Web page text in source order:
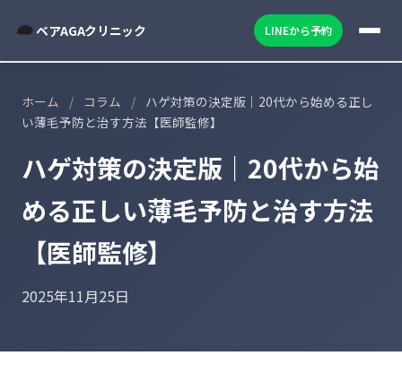
ベアAGAクリニック LINEから予約
ホーム / コラム / ハゲ対策の決定版｜20代から始める正し
い薄毛予防と治す方法【医師監修】
ハゲ対策の決定版｜20代から始
める正しい薄毛予防と治す方法
【医師監修】
2025年11月25日